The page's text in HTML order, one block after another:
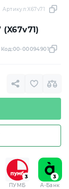
Артикул:X67v71
Код:00-00094901
ПУМБ A-Банк